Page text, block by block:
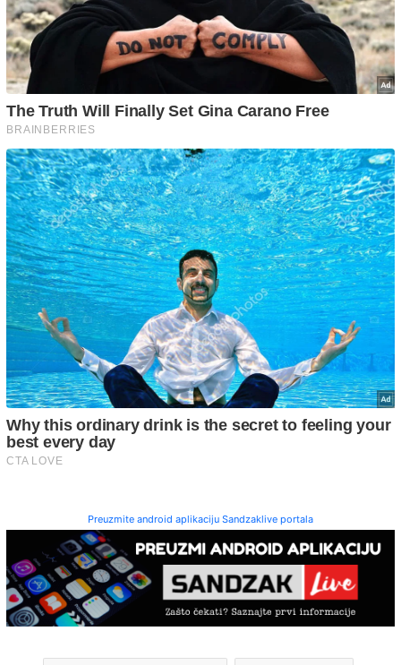
Preuzmite android aplikaciju Sandzaklive portala